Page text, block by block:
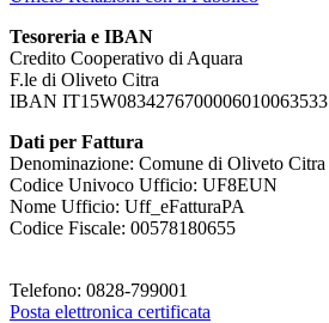
Tesoreria e IBAN
Credito Cooperativo di Aquara
F.le di Oliveto Citra
IBAN IT15W0834276700006010063533
Dati per Fattura
Denominazione: Comune di Oliveto Citra
Codice Univoco Ufficio: UF8EUN
Nome Ufficio: Uff_eFatturaPA
Codice Fiscale: 00578180655
Telefono: 0828-799001
Posta elettronica certificata